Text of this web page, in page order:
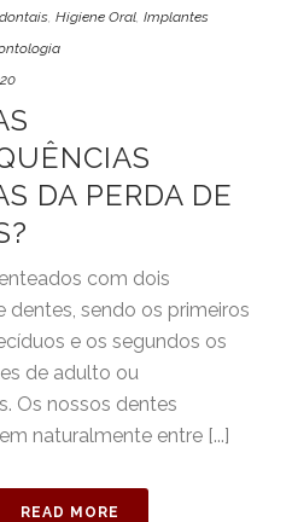
, Higiene Oral, Implantes
DA PERDA DE
com dois
dentes, sendo os primeiros
e os segundos os
de adulto ou
Os nossos dentes
naturalmente entre [...]
READ MORE